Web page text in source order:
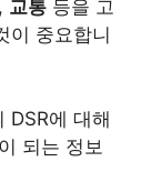
, 교통 등을 고
이 중요합니
DSR에 대해
되는 정보